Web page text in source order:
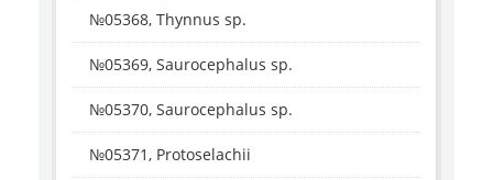
№05368, Thynnus sp.
№05369, Saurocephalus sp.
№05370, Saurocephalus sp.
№05371, Protoselachii